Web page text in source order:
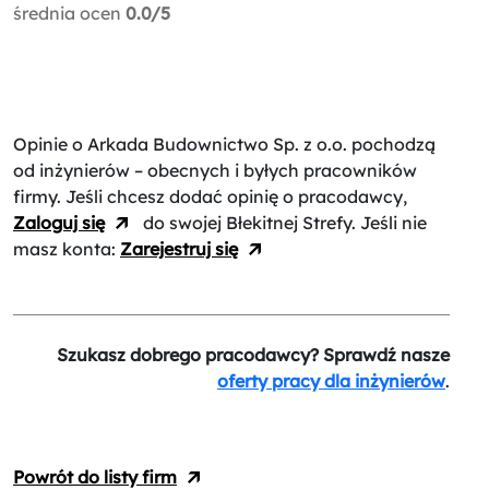
średnia ocen 0.0/5
Opinie o Arkada Budownictwo Sp. z o.o. pochodzą
od inżynierów – obecnych i byłych pracowników
firmy. Jeśli chcesz dodać opinię o pracodawcy,
Zaloguj się
do swojej Błekitnej Strefy. Jeśli nie
masz konta: Zarejestruj się
Szukasz dobrego pracodawcy? Sprawdź nasze
oferty pracy dla inżynierów.
Powrót do listy firm